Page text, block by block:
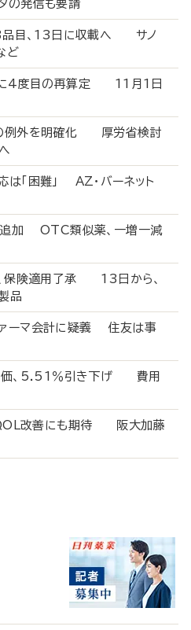
の発信も要請
品目、13日に収載へ サノ
ど
トに4度目の再算定 11月1日
例外を明確化 厚労省検討
「困難」 AZ・バーネット
追加 OTC類似薬、一増一減
、保険適用了承 13日から、
品
ァーマ会計に疑義 住友は事
薬価、5.51％引き下げ 費用
QOL改善にも期待 阪大加藤